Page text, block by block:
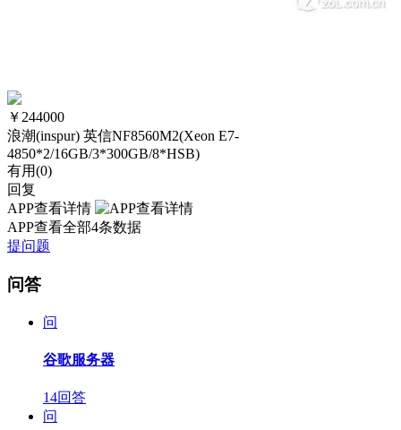
￥ 244000
浪潮(inspur) 英信NF8560M2(Xeon E7-
4850*2/16GB/3*300GB/8*HSB)
有用(0)
回复
APP查看详情
APP查看全部4条数据
提问题
问答
问
谷歌服务器
14回答
问